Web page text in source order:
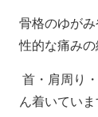
骨格のゆが
性的な痛みの
首・肩周り
ん着いてい